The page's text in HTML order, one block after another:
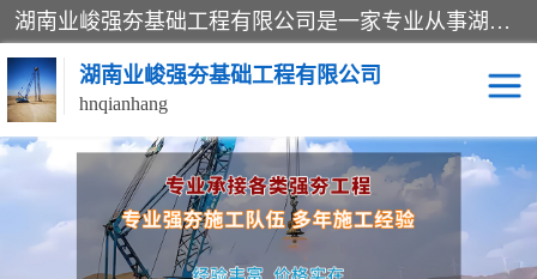
湖南业峻强夯基础工程有限公司是一家专业从事湖南强夯基础工程、强夯机租赁，地基处理的施工单位。业务覆盖：湖南、广东，江西等地。可承接1000KN.m-25000KN.m强夯（置换）工程。公司创始人是国内较早期从事强夯施工的建设者，经过多年的一步一个脚印的发展，在行业内具有较高的度和良好的口碑。
湖南业峻强夯基础工程有限公司
hnqianhang
强夯施工案例 强夯机租赁
强夯施工工程 强夯施工队伍